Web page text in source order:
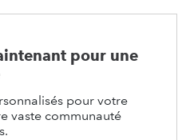
pour une
pour votre
vaste communauté